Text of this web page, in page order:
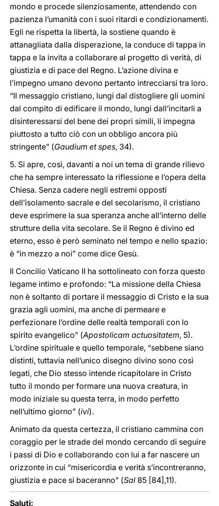
mondo e procede silenziosamente, attendendo con
pazienza l’umanità con i suoi ritardi e condizionamenti.
Egli ne rispetta la libertà, la sostiene quando è
attanagliata dalla disperazione, la conduce di tappa in
tappa e la invita a collaborare al progetto di verità, di
giustizia e di pace del Regno. L’azione divina e
l’impegno umano devono pertanto intrecciarsi tra loro.
“Il messaggio cristiano, lungi dal distogliere gli uomini
dal compito di edificare il mondo, lungi dall’incitarli a
disinteressarsi del bene dei propri simili, li impegna
piuttosto a tutto ciò con un obbligo ancora più
stringente” (Gaudium et spes, 34).
5. Si apre, così, davanti a noi un tema di grande rilievo
che ha sempre interessato la riflessione e l’opera della
Chiesa. Senza cadere negli estremi opposti
dell’isolamento sacrale e del secolarismo, il cristiano
deve esprimere la sua speranza anche all’interno delle
strutture della vita secolare. Se il Regno è divino ed
eterno, esso è però seminato nel tempo e nello spazio:
è “in mezzo a noi” come dice Gesù.
Il Concilio Vaticano II ha sottolineato con forza questo
legame intimo e profondo: “La missione della Chiesa
non è soltanto di portare il messaggio di Cristo e la sua
grazia agli uomini, ma anche di permeare e
perfezionare l’ordine delle realtà temporali con lo
spirito evangelico” (Apostolicam actuositatem, 5).
L’ordine spirituale e quello temporale, “sebbene siano
distinti, tuttavia nell’unico disegno divino sono così
legati, che Dio stesso intende ricapitolare in Cristo
tutto il mondo per formare una nuova creatura, in
modo iniziale su questa terra, in modo perfetto
nell’ultimo giorno” (ivi).
Animato da questa certezza, il cristiano cammina con
coraggio per le strade del mondo cercando di seguire
i passi di Dio e collaborando con lui a far nascere un
orizzonte in cui “misericordia e verità s’incontreranno,
giustizia e pace si baceranno” (Sal 85 [84],11).
Saluti: